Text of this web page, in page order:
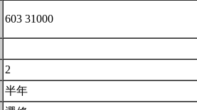
603 31000
2
半年